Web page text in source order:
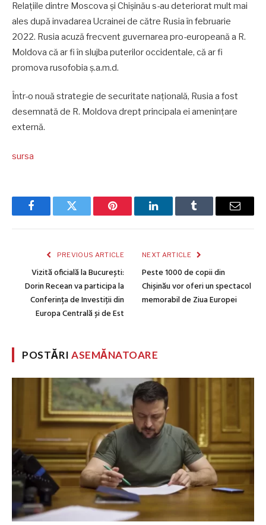
Relațiile dintre Moscova și Chișinău s-au deteriorat mult mai
ales după invadarea Ucrainei de către Rusia în februarie
2022. Rusia acuză frecvent guvernarea pro-europeană a R.
Moldova că ar fi în slujba puterilor occidentale, că ar fi
promova rusofobia ș.a.m.d.
Într-o nouă strategie de securitate națională, Rusia a fost
desemnată de R. Moldova drept principala ei amenințare
externă.
sursa
FacebookTwitter Pinterest LinkedInTumblr Email
PREVIOUS ARTICLE
Vizită oficială la București:
Dorin Recean va participa la
Conferința de Investiții din
Europa Centrală și de Est
NEXT ARTICLE
Peste 1000 de copii din
Chișinău vor oferi un spectacol
memorabil de Ziua Europei
POSTĂRIASEMĂNATOARE